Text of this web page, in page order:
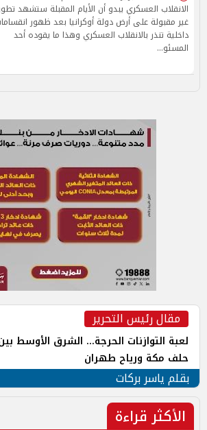
الانقلاب العسكري يبدو أن الأيام المقبلة ستشهد
غير مقبولة على أرض دولة أوكرانيا بعد ظهور
داخلية تنذر بالانقلاب العسكري وهذا ما يقوده أحد
المسئو…
مقال رئيس التحرير
لعبة التوازنات الحرجة... الشرق الأوسط
حلف مكة ورياح طهران
بقلم ياسر بركات
الأكثر قراءة